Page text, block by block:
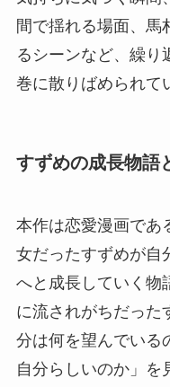
間で揺れる場面、馬
るシーンなど、繰り
巻に散りばめられて
すずめの成長物語
本作は恋愛漫画であ
女だったすずめが自
へと成長していく物
に流されがちだった
分は何を望んでいる
自分らしいのか」を